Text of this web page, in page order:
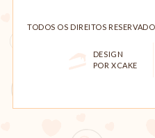
TODOS OS DIREITOS
DESIGN
POR XCAKE